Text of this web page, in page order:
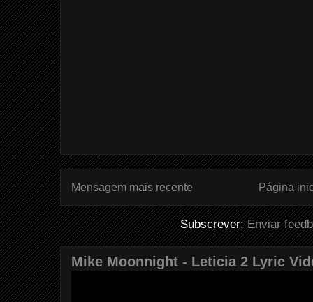
Mensagem mais recente Página
Subscrever:Enviar
Mike Moonnight - Leticia 2 Lyric